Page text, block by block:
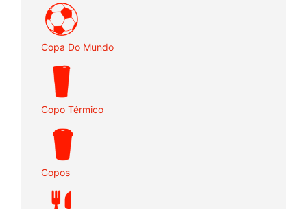
Copa Do Mundo
Copo Térmico
Copos